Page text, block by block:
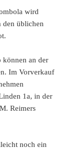
wird
den üblichen
können an der
Im Vorverkauf
1a, in der
Reimers
noch ein